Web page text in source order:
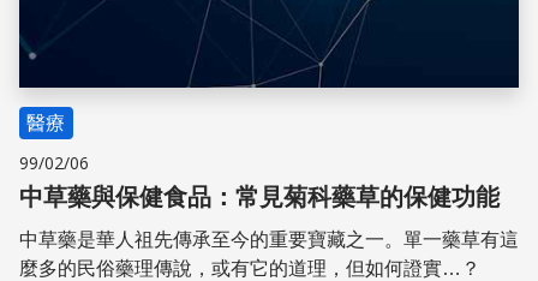
醫療
99/02/06
中草藥與保健食品：常見菊科藥草的保健功能
中草藥是華人祖先傳承至今的重要寶藏之一。單一藥草有這
麼多的民俗藥理傳說，或有它的道理，但如何證實…？